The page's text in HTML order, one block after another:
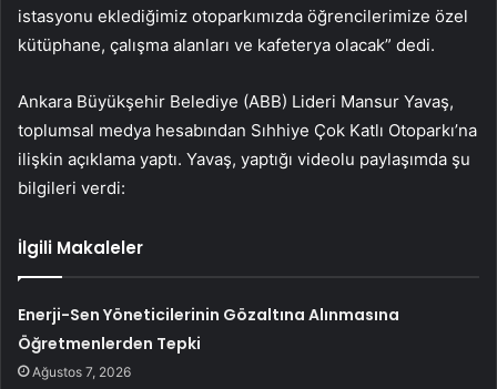
istasyonu eklediğimiz otoparkımızda öğrencilerimize özel
kütüphane, çalışma alanları ve kafeterya olacak” dedi.
Ankara Büyükşehir Belediye (ABB) Lideri Mansur Yavaş,
toplumsal medya hesabından Sıhhiye Çok Katlı Otoparkı’na
ilişkin açıklama yaptı. Yavaş, yaptığı videolu paylaşımda şu
bilgileri verdi:
İlgili Makaleler
Enerji-Sen Yöneticilerinin Gözaltına Alınmasına
Öğretmenlerden Tepki
Ağustos 7, 2026